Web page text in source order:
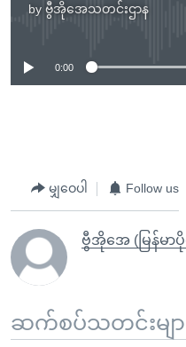
by ဗွီအိုအေသတင်းဌာန
No media
0:00
မျှဝေပါ Follow us
ဗွီအိုအေ (မြန်မာပို
ဆက်စပ်သတင်းမျာ